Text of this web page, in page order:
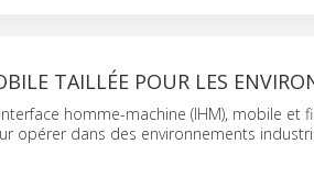
TAILLÉE POUR LES
homme-machine (IHM), mobile et
opérer dans des environnements